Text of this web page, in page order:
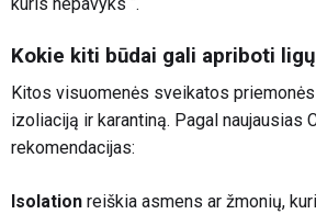
kuris nepavyks “.
Kokie kiti būdai gali apriboti
Kitos visuomenės sveikatos
izoliaciją ir karantiną. Pagal naujausias
rekomendacijas:
Isolation reiškia asmens ar žmonių,